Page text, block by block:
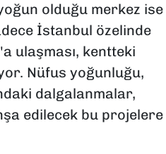
olduğu merkez ise
İstanbul özelinde
ulaşması, kentteki
Nüfus yoğunluğu,
dalgalanmalar,
edilecek bu projelere